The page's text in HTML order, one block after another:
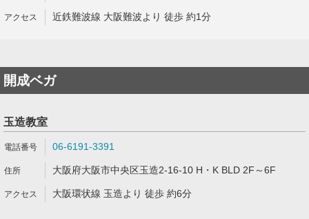
近鉄難波線 大阪難波より 徒歩 約1分
開成ベガ
玉造教室
06-6191-3391
大阪府大阪市中央区玉造2-16-10 H・K BLD 2F～6F
大阪環状線 玉造より 徒歩 約6分